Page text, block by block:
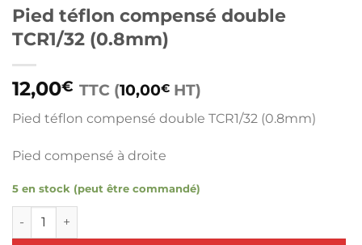
Pied téflon compensé double
TCR1/32 (0.8mm)
12,00€ TTC (10,00€ HT)
Pied téflon compensé double TCR1/32 (0.8mm)
Pied compensé à droite
5 en stock (peut être commandé)
quantité de Pied téflon compensé double TCR1/32 (0.8mm)